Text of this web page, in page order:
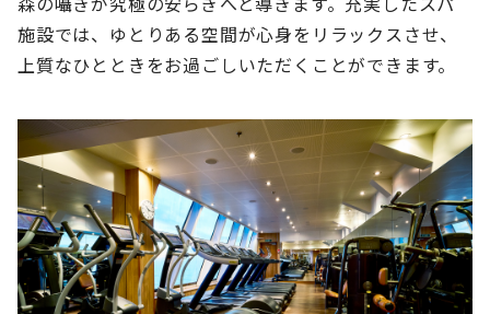
施設では、ゆとりある空間が心身をリラックスさせ、
上質なひとときをお過ごしいただくことができます。